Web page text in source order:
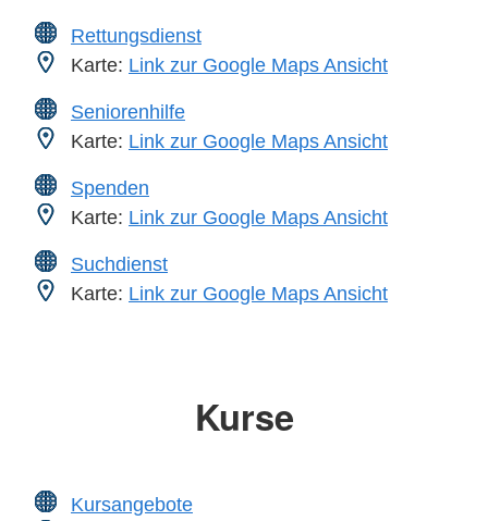
Rettungsdienst
Karte: Link zur Google Maps Ansicht
Seniorenhilfe
Karte: Link zur Google Maps Ansicht
Spenden
Karte: Link zur Google Maps Ansicht
Suchdienst
Karte: Link zur Google Maps Ansicht
Kurse
Kursangebote